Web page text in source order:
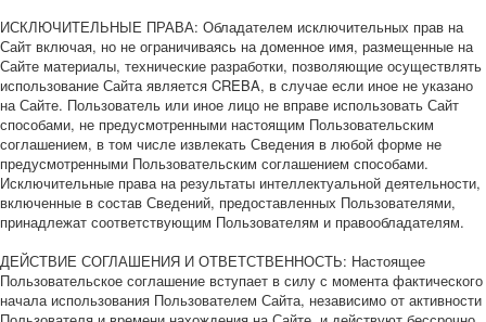
ИСКЛЮЧИТЕЛЬНЫЕ ПРАВА: Обладателем исключительных прав на
Сайт включая, но не ограничиваясь на доменное имя, размещенные на
Сайте материалы, технические разработки, позволяющие осуществлять
использование Сайта является CREBA, в случае если иное не указано
на Сайте. Пользователь или иное лицо не вправе использовать Сайт
способами, не предусмотренными настоящим Пользовательским
соглашением, в том числе извлекать Сведения в любой форме не
предусмотренными Пользовательским соглашением способами.
Исключительные права на результаты интеллектуальной деятельности,
включенные в состав Сведений, предоставленных Пользователями,
принадлежат соответствующим Пользователям и правообладателям.
ДЕЙСТВИЕ СОГЛАШЕНИЯ И ОТВЕТСТВЕННОСТЬ: Настоящее
Пользовательское соглашение вступает в силу с момента фактического
начала использования Пользователем Сайта, независимо от активности